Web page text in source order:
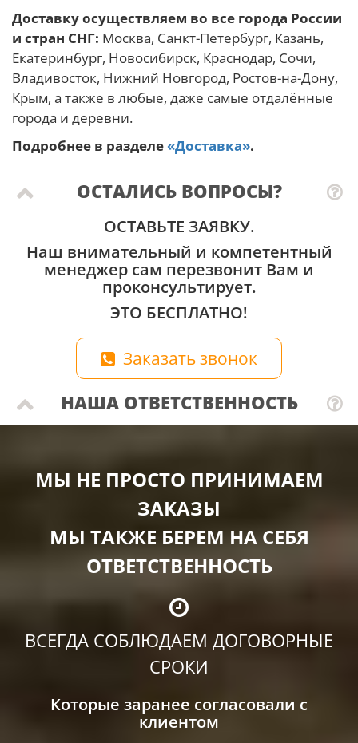
Доставку осуществляем во все города России
и стран СНГ: Москва, Санкт-Петербург, Казань,
Екатеринбург, Новосибирск, Краснодар, Сочи,
Владивосток, Нижний Новгород, Ростов-на-Дону,
Крым, а также в любые, даже самые отдалённые
города и деревни.
Подробнее в разделе «Доставка».
ОСТАЛИСЬ ВОПРОСЫ?
ОСТАВЬТЕ ЗАЯВКУ.
Наш внимательный и компетентный
менеджер сам перезвонит Вам и
проконсультирует.
ЭТО БЕСПЛАТНО!
Заказать звонок
НАША ОТВЕТСТВЕННОСТЬ
МЫ НЕ ПРОСТО ПРИНИМАЕМ
ЗАКАЗЫ
МЫ ТАКЖЕ БЕРЕМ НА СЕБЯ
ОТВЕТСТВЕННОСТЬ
ВСЕГДА СОБЛЮДАЕМ ДОГОВОРНЫЕ
СРОКИ
Которые заранее согласовали с
клиентом